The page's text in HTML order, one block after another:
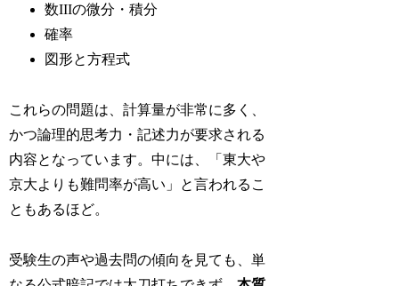
数IIIの微分・積分
確率
図形と方程式
これらの問題は、計算量が非常に多く、
かつ論理的思考力・記述力が要求される
内容となっています。中には、「東大や
京大よりも難問率が高い」と言われるこ
ともあるほど。
受験生の声や過去問の傾向を見ても、単